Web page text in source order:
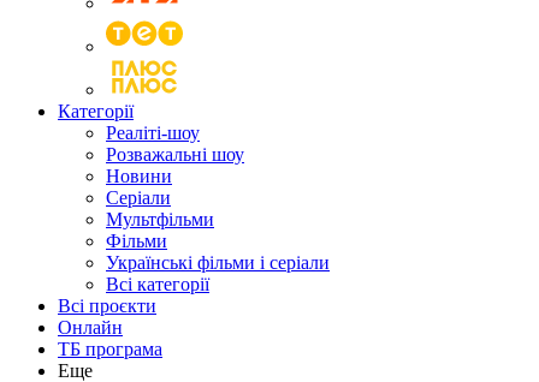
Категорії
Реаліті-шоу
Розважальні шоу
Новини
Серіали
Мультфільми
Фільми
Українські фільми і серіали
Всі категорії
Всі проєкти
Онлайн
ТБ програма
Еще